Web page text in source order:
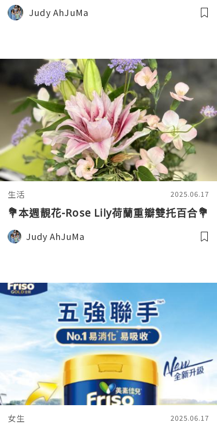
Judy AhJuMa
生活 2025.06.17
💐本週靚花-Rose Lily荷蘭重瓣雙托百合💐
Judy AhJuMa
女生 2025.06.17